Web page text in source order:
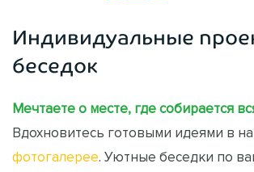
Индивидуальные
беседок
Мечтаете о месте, где собирается
Вдохновитесь готовыми идеями в
фотогалерее. Уютные беседки по